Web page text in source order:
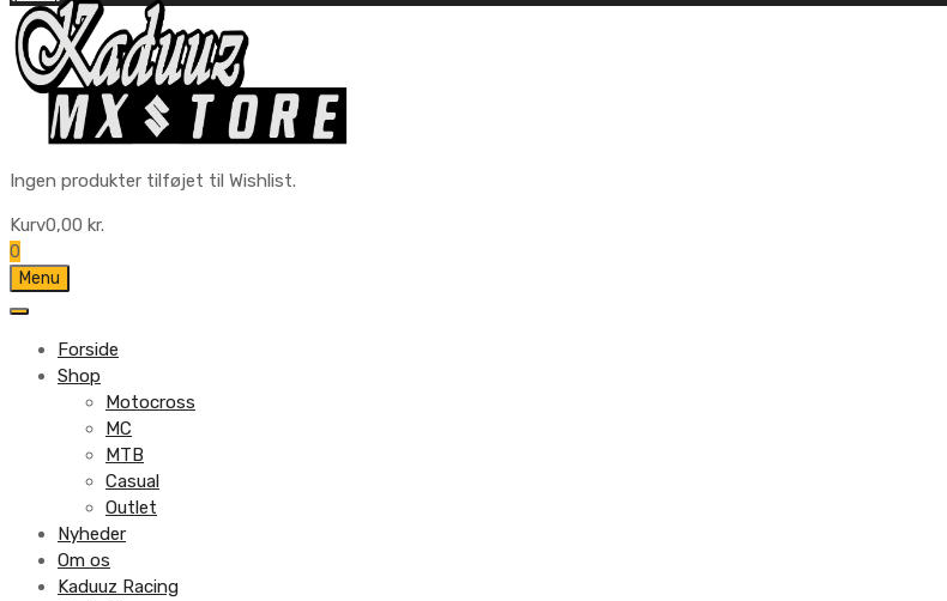
Ingen produkter tilføjet til Wishlist.
Kurv0,00 kr.
0
Menu
Forside
Shop
Motocross
MC
MTB
Casual
Outlet
Nyheder
Om os
Kaduuz Racing